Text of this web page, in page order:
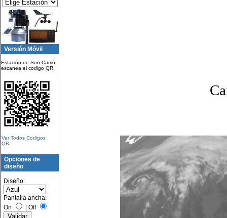
Versión Móvil
Estación de Son Carrió
escanea el codigo QR
Ver Todos Codigos
QR
Opciones de
diseño
Diseño:
Pantalla ancha:
On
| Off